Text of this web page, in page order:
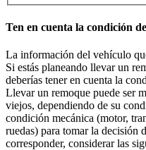
Ten en cuenta la condición
La información del vehículo
Si estás planeando llevar un
deberías tener en cuenta la
Llevar un remoque puede ser
viejos, dependiendo de su
condición mecánica (motor,
ruedas) para tomar la decisión
corresponder, considerar las